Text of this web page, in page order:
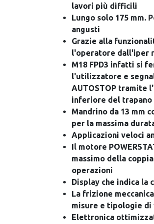
lavori più difficili
Lungo solo 175 mm.
angusti
Grazie alla
l'operatore dall'iper
M18 FPD3 infatti si
l'utilizzatore e
AUTOSTOP tramite
inferiore del trapano
Mandrino da 13 mm
per la massima
Applicazioni veloci
Il motore
massimo della
operazioni
Display che indica la
La frizione
misure e tipologie di
Elettronica